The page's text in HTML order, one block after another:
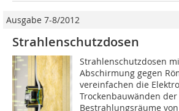
Ausgabe 7-8/2012
Strahlenschutzdosen
Strahlenschutzdosen
Abschirmung gegen
vereinfachen die
Trockenbauwänden
Bestrahlungsräume